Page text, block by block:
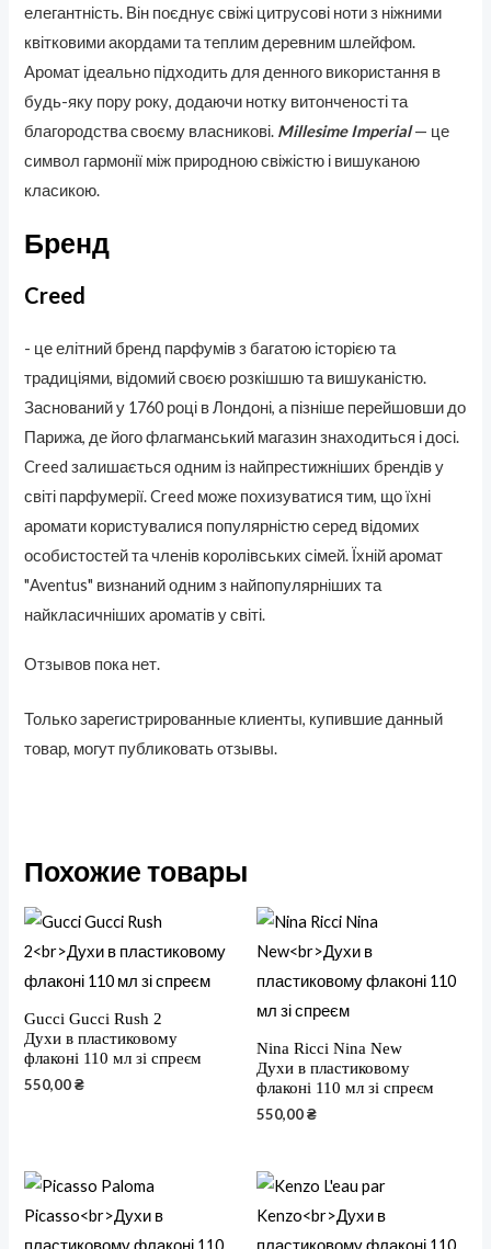
елегантність. Він поєднує свіжі цитрусові ноти з ніжними
квітковими акордами та теплим деревним шлейфом.
Аромат ідеально підходить для денного використання в
будь-яку пору року, додаючи нотку витонченості та
благородства своєму власникові. Millesime Imperial — це
символ гармонії між природною свіжістю і вишуканою
класикою.
Бренд
Creed
- це елітний бренд парфумів з багатою історією та
традиціями, відомий своєю розкішшю та вишуканістю.
Заснований у 1760 році в Лондоні, а пізніше перейшовши до
Парижа, де його флагманський магазин знаходиться і досі.
Creed залишається одним із найпрестижніших брендів у
світі парфумерії. Creed може похизуватися тим, що їхні
аромати користувалися популярністю серед відомих
особистостей та членів королівських сімей. Їхній аромат
"Aventus" визнаний одним з найпопулярніших та
найкласичніших ароматів у світі.
Отзывов пока нет.
Только зарегистрированные клиенты, купившие данный
товар, могут публиковать отзывы.
Похожие товары
Gucci Gucci Rush 2
Духи в пластиковому
флаконі 110 мл зі спреєм
550,00₴
Nina Ricci Nina New
Духи в пластиковому
флаконі 110 мл зі спреєм
550,00₴